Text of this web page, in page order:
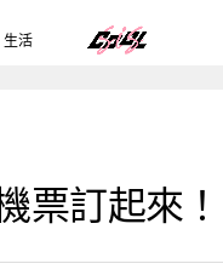
生活
票訂起來！